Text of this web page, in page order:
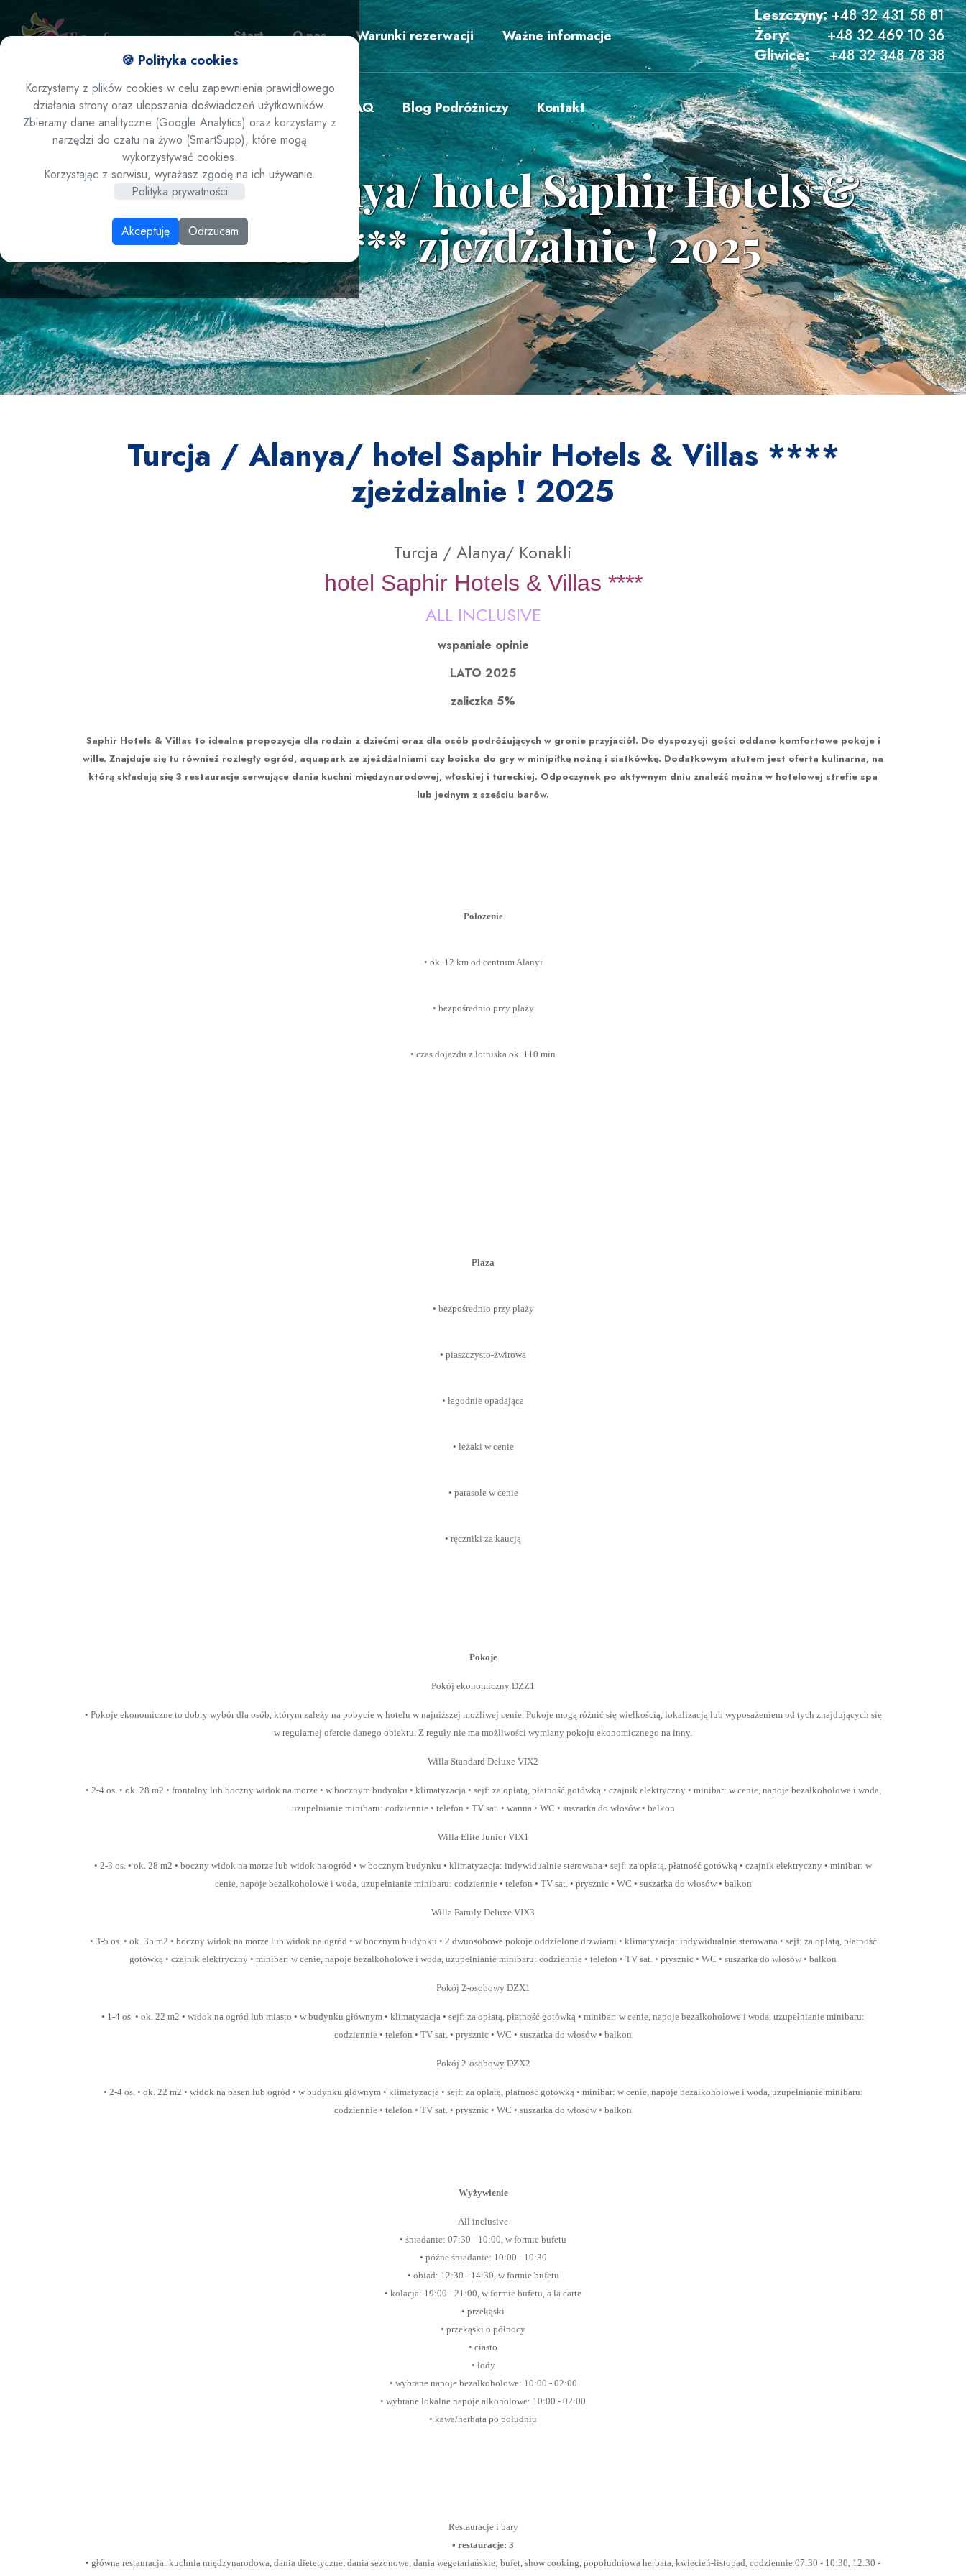
🍪 Polityka cookies
Korzystamy z plików cookies w celu zapewnienia prawidłowego
działania strony oraz ulepszania doświadczeń użytkowników.
Zbieramy dane analityczne (Google Analytics) oraz korzystamy z
narzędzi do czatu na żywo (SmartSupp), które mogą
wykorzystywać cookies.
Korzystając z serwisu, wyrażasz zgodę na ich używanie.
Polityka prywatności
Akceptuję Odrzucam
Start O nas Warunki rezerwacji Ważne informacje
Zamów ofertę FAQ Blog Podróżniczy Kontakt
Leszczyny:+48 32 431 58 81
Żory:
+48 32 469 10 36
Gliwice:
+48 32 348 78 38
Turcja / Alanya/ hotel Saphir Hotels &
Villas **** zjeżdżalnie ! 2025
Turcja / Alanya/ hotel Saphir Hotels & Villas ****
zjeżdżalnie ! 2025
Turcja / Alanya/ Konakli
hotel Saphir Hotels & Villas ****
ALL INCLUSIVE
wspaniałe opinie
LATO 2025
zaliczka 5%
Saphir Hotels & Villas to idealna propozycja dla rodzin z dziećmi oraz dla osób podróżujących w gronie przyjaciół. Do dyspozycji gości oddano komfortowe pokoje i
wille. Znajduje się tu również rozległy ogród, aquapark ze zjeżdżalniami czy boiska do gry w minipiłkę nożną i siatkówkę. Dodatkowym atutem jest oferta kulinarna, na
którą składają się 3 restauracje serwujące dania kuchni międzynarodowej, włoskiej i tureckiej. Odpoczynek po aktywnym dniu znaleźć można w hotelowej strefie spa
lub jednym z sześciu barów.
Polozenie
• ok. 12 km od centrum Alanyi
• bezpośrednio przy plaży
• czas dojazdu z lotniska ok. 110 min
Plaza
• bezpośrednio przy plaży
• piaszczysto-żwirowa
• łagodnie opadająca
• leżaki w cenie
• parasole w cenie
• ręczniki za kaucją
Pokoje
Pokój ekonomiczny DZZ1
• Pokoje ekonomiczne to dobry wybór dla osób, którym zależy na pobycie w hotelu w najniższej możliwej cenie. Pokoje mogą różnić się wielkością, lokalizacją lub wyposażeniem od tych znajdujących się
w regularnej ofercie danego obiektu. Z reguły nie ma możliwości wymiany pokoju ekonomicznego na inny.
Willa Standard Deluxe VIX2
• 2-4 os. • ok. 28 m2 • frontalny lub boczny widok na morze • w bocznym budynku • klimatyzacja • sejf: za opłatą, płatność gotówką • czajnik elektryczny • minibar: w cenie, napoje bezalkoholowe i woda,
uzupełnianie minibaru: codziennie • telefon • TV sat. • wanna • WC • suszarka do włosów • balkon
Willa Elite Junior VIX1
• 2-3 os. • ok. 28 m2 • boczny widok na morze lub widok na ogród • w bocznym budynku • klimatyzacja: indywidualnie sterowana • sejf: za opłatą, płatność gotówką • czajnik elektryczny • minibar: w
cenie, napoje bezalkoholowe i woda, uzupełnianie minibaru: codziennie • telefon • TV sat. • prysznic • WC • suszarka do włosów • balkon
Willa Family Deluxe VIX3
• 3-5 os. • ok. 35 m2 • boczny widok na morze lub widok na ogród • w bocznym budynku • 2 dwuosobowe pokoje oddzielone drzwiami • klimatyzacja: indywidualnie sterowana • sejf: za opłatą, płatność
gotówką • czajnik elektryczny • minibar: w cenie, napoje bezalkoholowe i woda, uzupełnianie minibaru: codziennie • telefon • TV sat. • prysznic • WC • suszarka do włosów • balkon
Pokój 2-osobowy DZX1
• 1-4 os. • ok. 22 m2 • widok na ogród lub miasto • w budynku głównym • klimatyzacja • sejf: za opłatą, płatność gotówką • minibar: w cenie, napoje bezalkoholowe i woda, uzupełnianie minibaru:
codziennie • telefon • TV sat. • prysznic • WC • suszarka do włosów • balkon
Pokój 2-osobowy DZX2
• 2-4 os. • ok. 22 m2 • widok na basen lub ogród • w budynku głównym • klimatyzacja • sejf: za opłatą, płatność gotówką • minibar: w cenie, napoje bezalkoholowe i woda, uzupełnianie minibaru:
codziennie • telefon • TV sat. • prysznic • WC • suszarka do włosów • balkon
Wyżywienie
All inclusive
• śniadanie: 07:30 - 10:00, w formie bufetu
• późne śniadanie: 10:00 - 10:30
• obiad: 12:30 - 14:30, w formie bufetu
• kolacja: 19:00 - 21:00, w formie bufetu, a la carte
• przekąski
• przekąski o północy
• ciasto
• lody
• wybrane napoje bezalkoholowe: 10:00 - 02:00
• wybrane lokalne napoje alkoholowe: 10:00 - 02:00
• kawa/herbata po południu
Restauracje i bary
• restauracje: 3
• główna restauracja: kuchnia międzynarodowa, dania dietetyczne, dania sezonowe, dania wegetariańskie; bufet, show cooking, popołudniowa herbata, kwiecień-listopad, codziennie 07:30 - 10:30, 12:30 -